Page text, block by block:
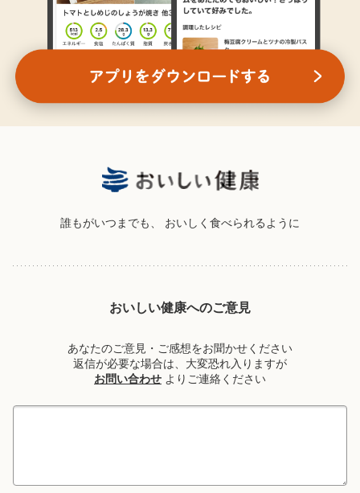
誰もがいつまでも、 おいしく食べられるように
おいしい健康へのご意見
あなたのご意見・ご感想をお聞かせください
返信が必要な場合は、大変恐れ入りますが
お問い合わせ よりご連絡ください